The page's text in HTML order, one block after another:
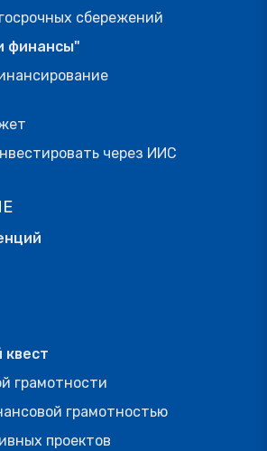
сбережений
финансы"
через ИИС
грамотности
грамотностью
проектов